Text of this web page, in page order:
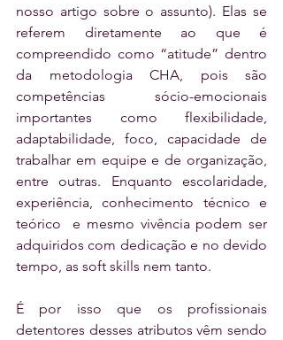
nosso artigo sobre o assunto). Elas se
referem diretamente ao que é
compreendido como “atitude” dentro
da metodologia CHA, pois são
competências sócio-emocionais
importantes como flexibilidade,
adaptabilidade, foco, capacidade de
trabalhar em equipe e de organização,
entre outras. Enquanto escolaridade,
experiência, conhecimento técnico e
teórico  e mesmo vivência podem ser
adquiridos com dedicação e no devido
tempo, as soft skills nem tanto.
É por isso que os profissionais
detentores desses atributos vêm sendo